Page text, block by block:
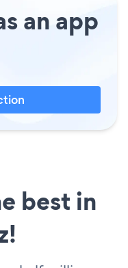
an app
best in